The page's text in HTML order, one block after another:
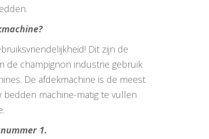
Dit zijn de
de champignon industrie gebruik
De afdekmachine is de meest
machine-matig te vullen
1.